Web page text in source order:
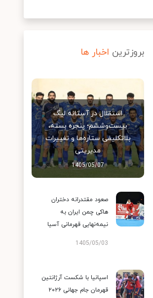
بروزترین اخبار ها
استقلال در آستانه لیگ
بیست‌وششم؛ پنجره بسته،
بلاتکلیفی ستاره‌ها و تغییرات
مدیریتی
1405/05/07
صعود مقتدرانه دختران
هاکی چمن ایران به
نیمه‌نهایی قهرمانی آسیا
1405/05/03
اسپانیا با شکست آرژانتین
قهرمان جام جهانی ۲۰۲۶